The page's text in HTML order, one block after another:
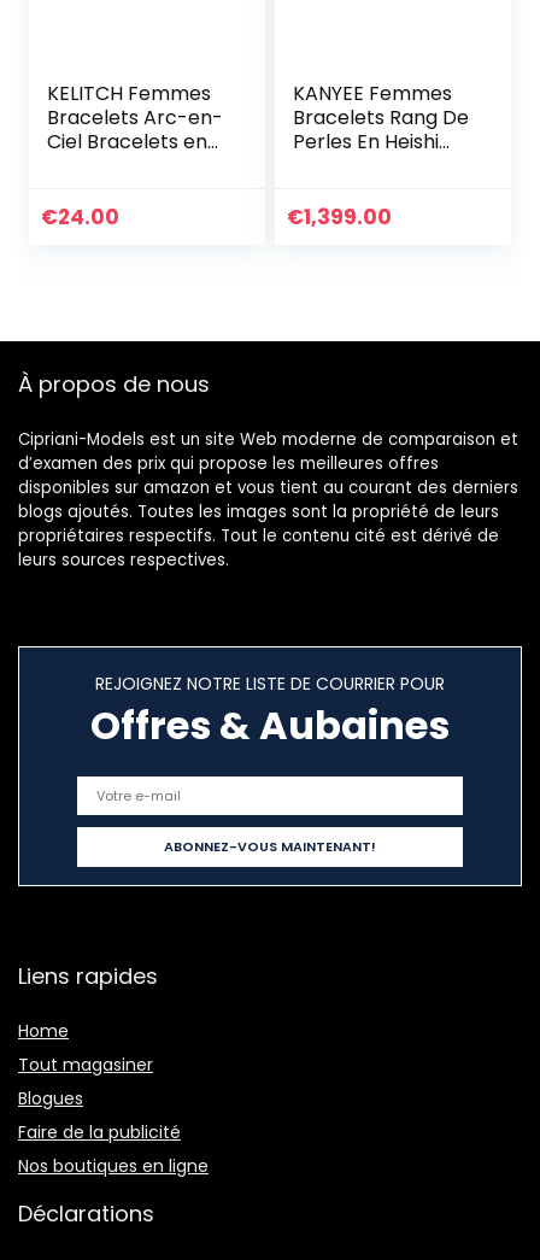
KELITCH Femmes
Bracelets Arc-en-
Ciel Bracelets en
Colorés Fait À La
€24.00
KANYEE Femmes
Bracelets Rang De
Perles En Heishi
Coquillage Doré
€1,399.00
À propos de nous
Cipriani-Models est un site Web moderne de comparaison et
d’examen des prix qui propose les meilleures offres
disponibles sur amazon et vous tient au courant des derniers
blogs ajoutés. Toutes les images sont la propriété de leurs
propriétaires respectifs. Tout le contenu cité est dérivé de
leurs sources respectives.
REJOIGNEZ NOTRE LISTE DE COURRIER POUR
Offres & Aubaines
Liens rapides
Home
Tout magasiner
Blogues
Faire de la publicité
Nos boutiques en ligne
Déclarations